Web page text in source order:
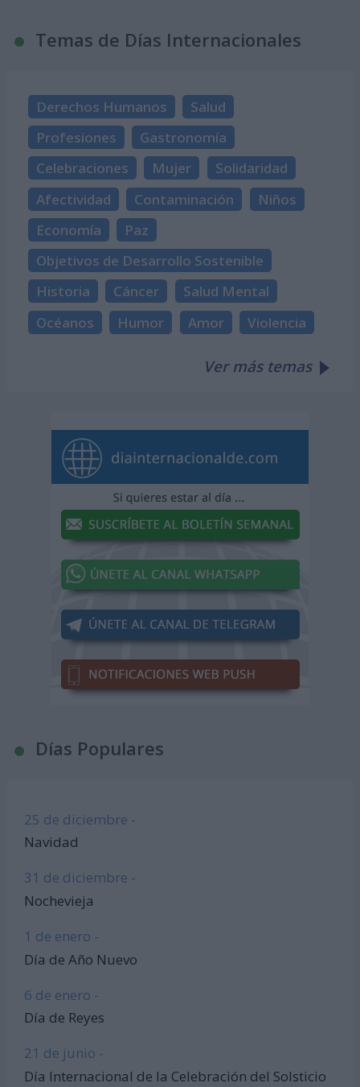
Temas de Días Internacionales
Derechos Humanos
Salud
Profesiones
Gastronomía
Celebraciones
Mujer
Solidaridad
Afectividad
Contaminación
Niños
Economía
Paz
Objetivos de Desarrollo Sostenible
Historia
Cáncer
Salud Mental
Océanos
Humor Amor Violencia
Ver más temas
Días Populares
25 de diciembre -
Navidad
31 de diciembre -
Nochevieja
1 de enero -
Día de Año Nuevo
6 de enero -
Día de Reyes
21 de junio -
Día Internacional de la Celebración del Solsticio